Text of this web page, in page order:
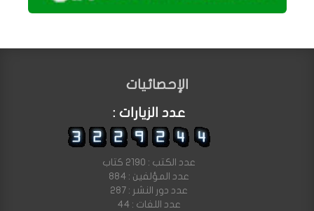
الإحصائيات
عدد الزيارات :
عدد الكتب : 2190 كتاب
عدد المؤلفين : 884
عدد دور النشر : 287
عدد اللغات : 44